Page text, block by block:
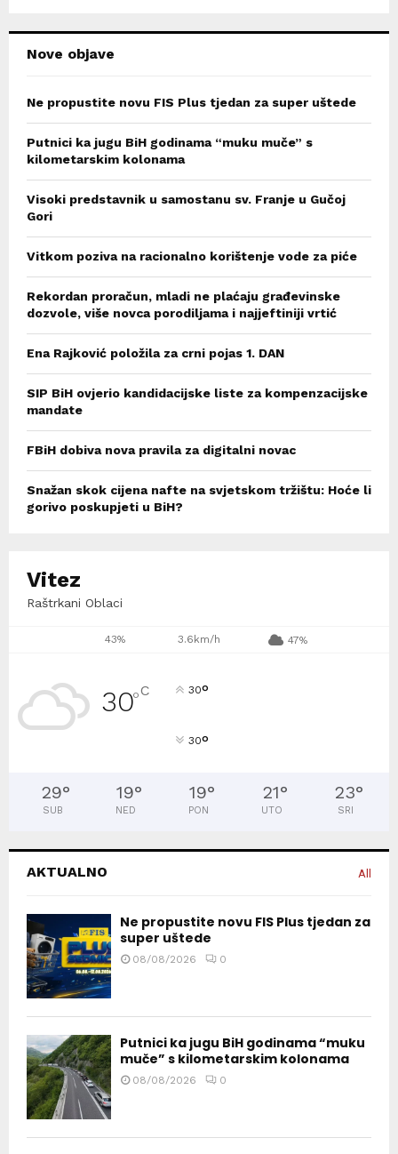
Nove objave
Ne propustite novu FIS Plus tjedan za super uštede
Putnici ka jugu BiH godinama “muku muče” s
kilometarskim kolonama
Visoki predstavnik u samostanu sv. Franje u Gučoj
Gori
Vitkom poziva na racionalno korištenje vode za piće
Rekordan proračun, mladi ne plaćaju građevinske
dozvole, više novca porodiljama i najjeftiniji vrtić
Ena Rajković položila za crni pojas 1. DAN
SIP BiH ovjerio kandidacijske liste za kompenzacijske
mandate
FBiH dobiva nova pravila za digitalni novac
Snažan skok cijena nafte na svjetskom tržištu: Hoće li
gorivo poskupjeti u BiH?
Vitez
Raštrkani Oblaci
43% 3.6km/h 47%
30°C 30°
30°
29°
SUB
19°
NED
19°
PON
21°
UTO
23°
SRI
AKTUALNO All
Ne propustite novu FIS Plus tjedan za
super uštede
08/08/2026 0
Putnici ka jugu BiH godinama “muku
muče” s kilometarskim kolonama
08/08/2026 0